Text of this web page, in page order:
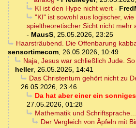
KI ist den Hype nicht wert-
"KI" ist sowohl aus logischer,
spieltheoretischer Sicht nicht mehr
- MausS, 25.05.2026, 23:25
Haarsträubend. Die Offenbarung
sensortimecom, 26.05.2026, 10:49
Naja, Jesus war schließlich Jude.
heller, 26.05.2026, 14:41
Das Christentum gehört nicht zu
26.05.2026, 23:46
Da hat aber einer ein
27.05.2026, 01:28
Mathematik und
Der Vergleich von Äpfeln mit